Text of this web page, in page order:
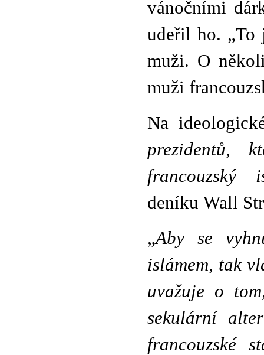
vánočními
udeřil ho. „To
muži. O
muži
Na
prezidentů,
francouzský
deníku Wall
„Aby se
islámem, tak
uvažuje o
sekulární
francouzské